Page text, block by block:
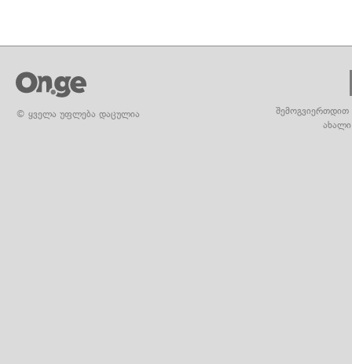
© ყველა უფლება დაცულია
შემოგვიერთდით
ახალი